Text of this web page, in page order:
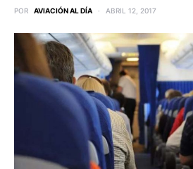
POR AVIACIÓN AL DÍA ABRIL 12, 2017